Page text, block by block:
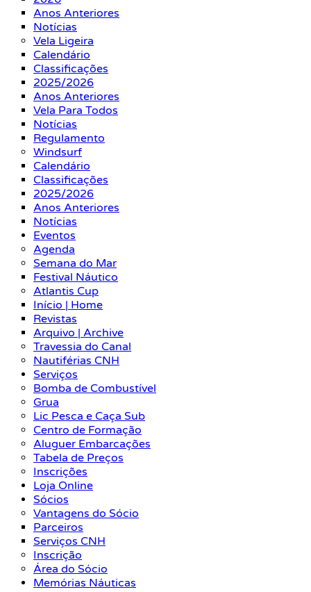
Anos Anteriores
Notícias
Vela Ligeira
Calendário
Classificações
2025/2026
Anos Anteriores
Vela Para Todos
Notícias
Regulamento
Windsurf
Calendário
Classificações
2025/2026
Anos Anteriores
Notícias
Eventos
Agenda
Semana do Mar
Festival Náutico
Atlantis Cup
Início | Home
Revistas
Arquivo | Archive
Travessia do Canal
Nautiférias CNH
Serviços
Bomba de Combustível
Grua
Lic Pesca e Caça Sub
Centro de Formação
Aluguer Embarcações
Tabela de Preços
Inscrições
Loja Online
Sócios
Vantagens do Sócio
Parceiros
Serviços CNH
Inscrição
Área do Sócio
Memórias Náuticas